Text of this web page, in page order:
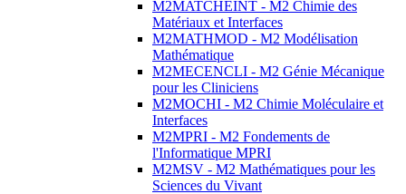
M2MATCHEINT - M2 Chimie des
Matériaux et Interfaces
M2MATHMOD - M2 Modélisation
Mathématique
M2MECENCLI - M2 Génie Mécanique
pour les Cliniciens
M2MOCHI - M2 Chimie Moléculaire et
Interfaces
M2MPRI - M2 Fondements de
l'Informatique MPRI
M2MSV - M2 Mathématiques pour les
Sciences du Vivant